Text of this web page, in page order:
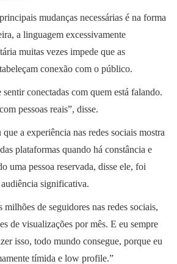
mudanças necessárias é na forma
a linguagem excessivamente
muitas vezes impede que as
conexão com o público.
sentir conectadas com quem está falando.
pessoas reais”, disse.
a experiência nas redes sociais mostra
plataformas quando há constância e
uma pessoa reservada, disse ele, foi
significativa.
de seguidores nas redes sociais,
de visualizações por mês. E eu sempre
isso, todo mundo consegue, porque eu
tímida e low profile.”